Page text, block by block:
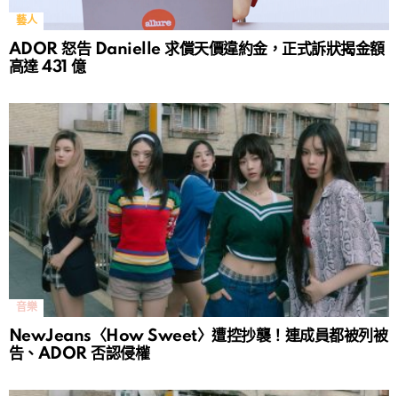
藝人
ADOR 怒告 Danielle 求償天價違約金，正式訴狀揭金額
高達 431 億
音樂
NewJeans〈How Sweet〉遭控抄襲！連成員都被列被
告、ADOR 否認侵權